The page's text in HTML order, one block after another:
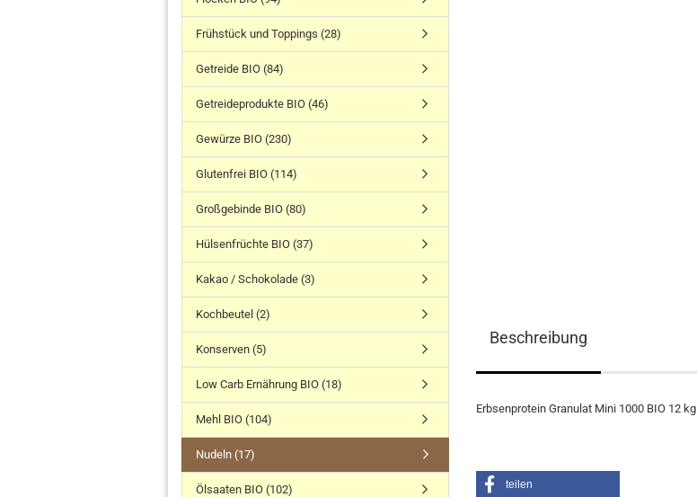
Beschreibung
Erbsenprotein Granulat Mini 1000 BIO 12 kg
teilen
Frühstück und Toppings (28)
Getreide BIO (84)
Getreideprodukte BIO (46)
Gewürze BIO (230)
Glutenfrei BIO (114)
Großgebinde BIO (80)
Hülsenfrüchte BIO (37)
Kakao / Schokolade (3)
Kochbeutel (2)
Konserven (5)
Low Carb Ernährung BIO (18)
Mehl BIO (104)
Nudeln (17)
Ölsaaten BIO (102)